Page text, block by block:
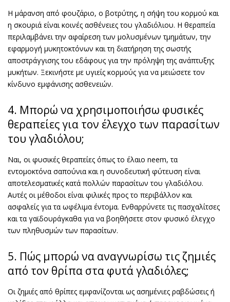
Η μάρανση από φουζάριο, ο βοτρύτης, η σήψη του κορμού και
η σκουριά είναι κοινές ασθένειες του γλαδιόλιου. Η θεραπεία
περιλαμβάνει την αφαίρεση των μολυσμένων τμημάτων, την
εφαρμογή μυκητοκτόνων και τη διατήρηση της σωστής
αποστράγγισης του εδάφους για την πρόληψη της ανάπτυξης
μυκήτων. Ξεκινήστε με υγιείς κορμούς για να μειώσετε τον
κίνδυνο εμφάνισης ασθενειών.
4. Μπορώ να χρησιμοποιήσω φυσικές
θεραπείες για τον έλεγχο των παρασίτων
του γλαδιόλου;
Ναι, οι φυσικές θεραπείες όπως το έλαιο neem, τα
εντομοκτόνα σαπούνια και η συνοδευτική φύτευση είναι
αποτελεσματικές κατά πολλών παρασίτων του γλαδιόλου.
Αυτές οι μέθοδοι είναι φιλικές προς το περιβάλλον και
ασφαλείς για τα ωφέλιμα έντομα. Ενθαρρύνετε τις πασχαλίτσες
και τα γαϊδουράγκαθα για να βοηθήσετε στον φυσικό έλεγχο
των πληθυσμών των παρασίτων.
5. Πώς μπορώ να αναγνωρίσω τις ζημιές
από τον θρίπα στα φυτά γλαδιόλες;
Οι ζημιές από θρίπες εμφανίζονται ως ασημένιες ραβδώσεις ή